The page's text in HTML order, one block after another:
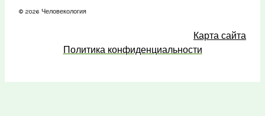
© 2026 Человекология
Карта сайта
Политика конфиденциальности